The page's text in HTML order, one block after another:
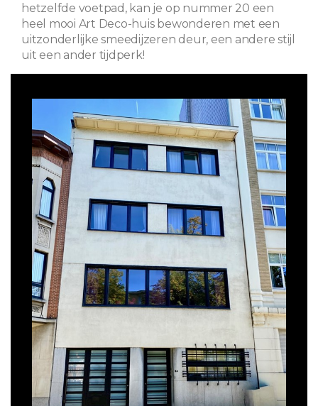
hetzelfde voetpad, kan je op nummer 20 een
heel mooi Art Deco-huis bewonderen met een
uitzonderlijke smeedijzeren deur, een andere stijl
uit een ander tijdperk!